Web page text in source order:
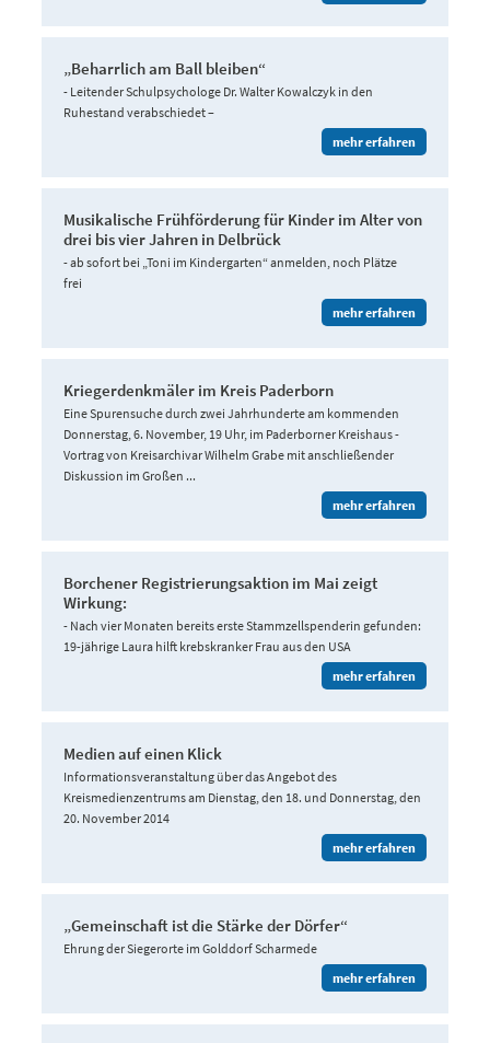
„Beharrlich am Ball bleiben“
- Leitender Schulpsychologe Dr. Walter Kowalczyk in den
Ruhestand verabschiedet –
mehr erfahren
Musikalische Frühförderung für Kinder im Alter von
drei bis vier Jahren in Delbrück
- ab sofort bei „Toni im Kindergarten“ anmelden, noch Plätze
frei
mehr erfahren
Kriegerdenkmäler im Kreis Paderborn
Eine Spurensuche durch zwei Jahrhunderte am kommenden
Donnerstag, 6. November, 19 Uhr, im Paderborner Kreishaus -
Vortrag von Kreisarchivar Wilhelm Grabe mit anschließender
Diskussion im Großen ...
mehr erfahren
Borchener Registrierungsaktion im Mai zeigt
Wirkung:
- Nach vier Monaten bereits erste Stammzellspenderin gefunden:
19-jährige Laura hilft krebskranker Frau aus den USA
mehr erfahren
Medien auf einen Klick
Informationsveranstaltung über das Angebot des
Kreismedienzentrums am Dienstag, den 18. und Donnerstag, den
20. November 2014
mehr erfahren
„Gemeinschaft ist die Stärke der Dörfer“
Ehrung der Siegerorte im Golddorf Scharmede
mehr erfahren